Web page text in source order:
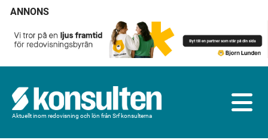
ANNONS
Aktuellt inom redovisning och lön från Srf konsulterna